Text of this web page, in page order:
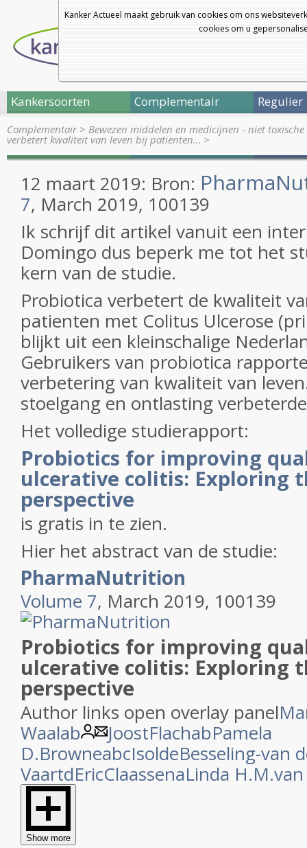
Kanker Actueel maakt gebruik van cookies om ons
cookies om u
Kankersoorten Complementair Regulier
Complementair> Bewezen middelen en medicijnen - niet
verbetert kwaliteit van leven bij patienten… >
12 maart 2019: Bron:
7, March 2019, 100139
Ik schrijf dit artikel vanuit een
Domingo dus beperk me tot het
kern van de studie.
Probiotica verbetert de kwaliteit
patienten met Colitus Ulcerose
blijkt uit een kleinschalige
Gebruikers van probiotica
verbetering van kwaliteit van
stoelgang en ontlasting
Het volledige studierapport:
Probiotics for improving
ulcerative colitis: Exploring
perspective
is gratis in te zien.
Hier het abstract van de studie:
PharmaNutrition
Volume 7, March 2019, 100139
Probiotics for improving
ulcerative colitis: Exploring
perspective
Author links open overlay panel
Waalab
JoostFlachabPamela
D.BrowneabcIsoldeBesseling-van
VaartdEricClaassenaLinda
Show more